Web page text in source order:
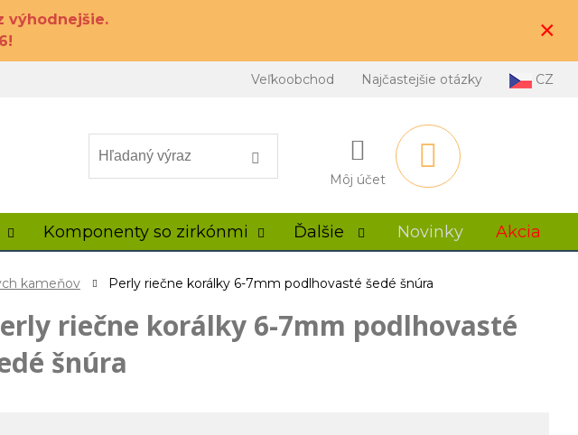
výhodnejšie.
×
Veľkoobchod Najčastejšie otázky CZ
Môj účet
Komponenty so zirkónmi Ďalšie Novinky Akcia
kameňov Perly riečne korálky 6-7mm podlhovasté šedé šnúra
riečne korálky 6-7mm podlhovasté
šnúra